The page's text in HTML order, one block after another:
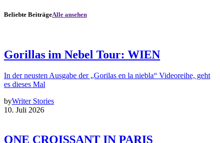
Beliebte BeiträgeAlle ansehen
Gorillas im Nebel Tour: WIEN
In der neusten Ausgabe der „Gorilas en la niebla“ Videoreihe, geht
es dieses Mal
byWriter Stories
10. Juli 2026
ONE CROISSANT IN PARIS